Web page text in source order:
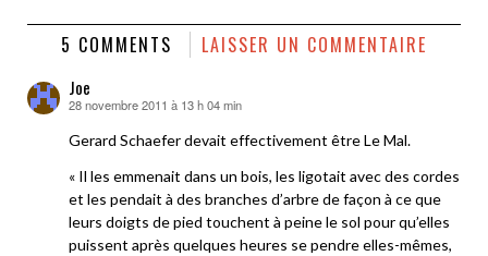
5 COMMENTS LAISSER UN COMMENTAIRE
Joe
dit :
28 novembre 2011 à 13 h 04 min
Gerard Schaefer devait effectivement être Le Mal.
« Il les emmenait dans un bois, les ligotait avec des cordes
et les pendait à des branches d’arbre de façon à ce que
leurs doigts de pied touchent à peine le sol pour qu’elles
puissent après quelques heures se pendre elles-mêmes,